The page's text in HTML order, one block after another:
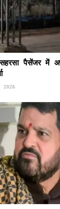
सहरसा पैसेंजर
2026